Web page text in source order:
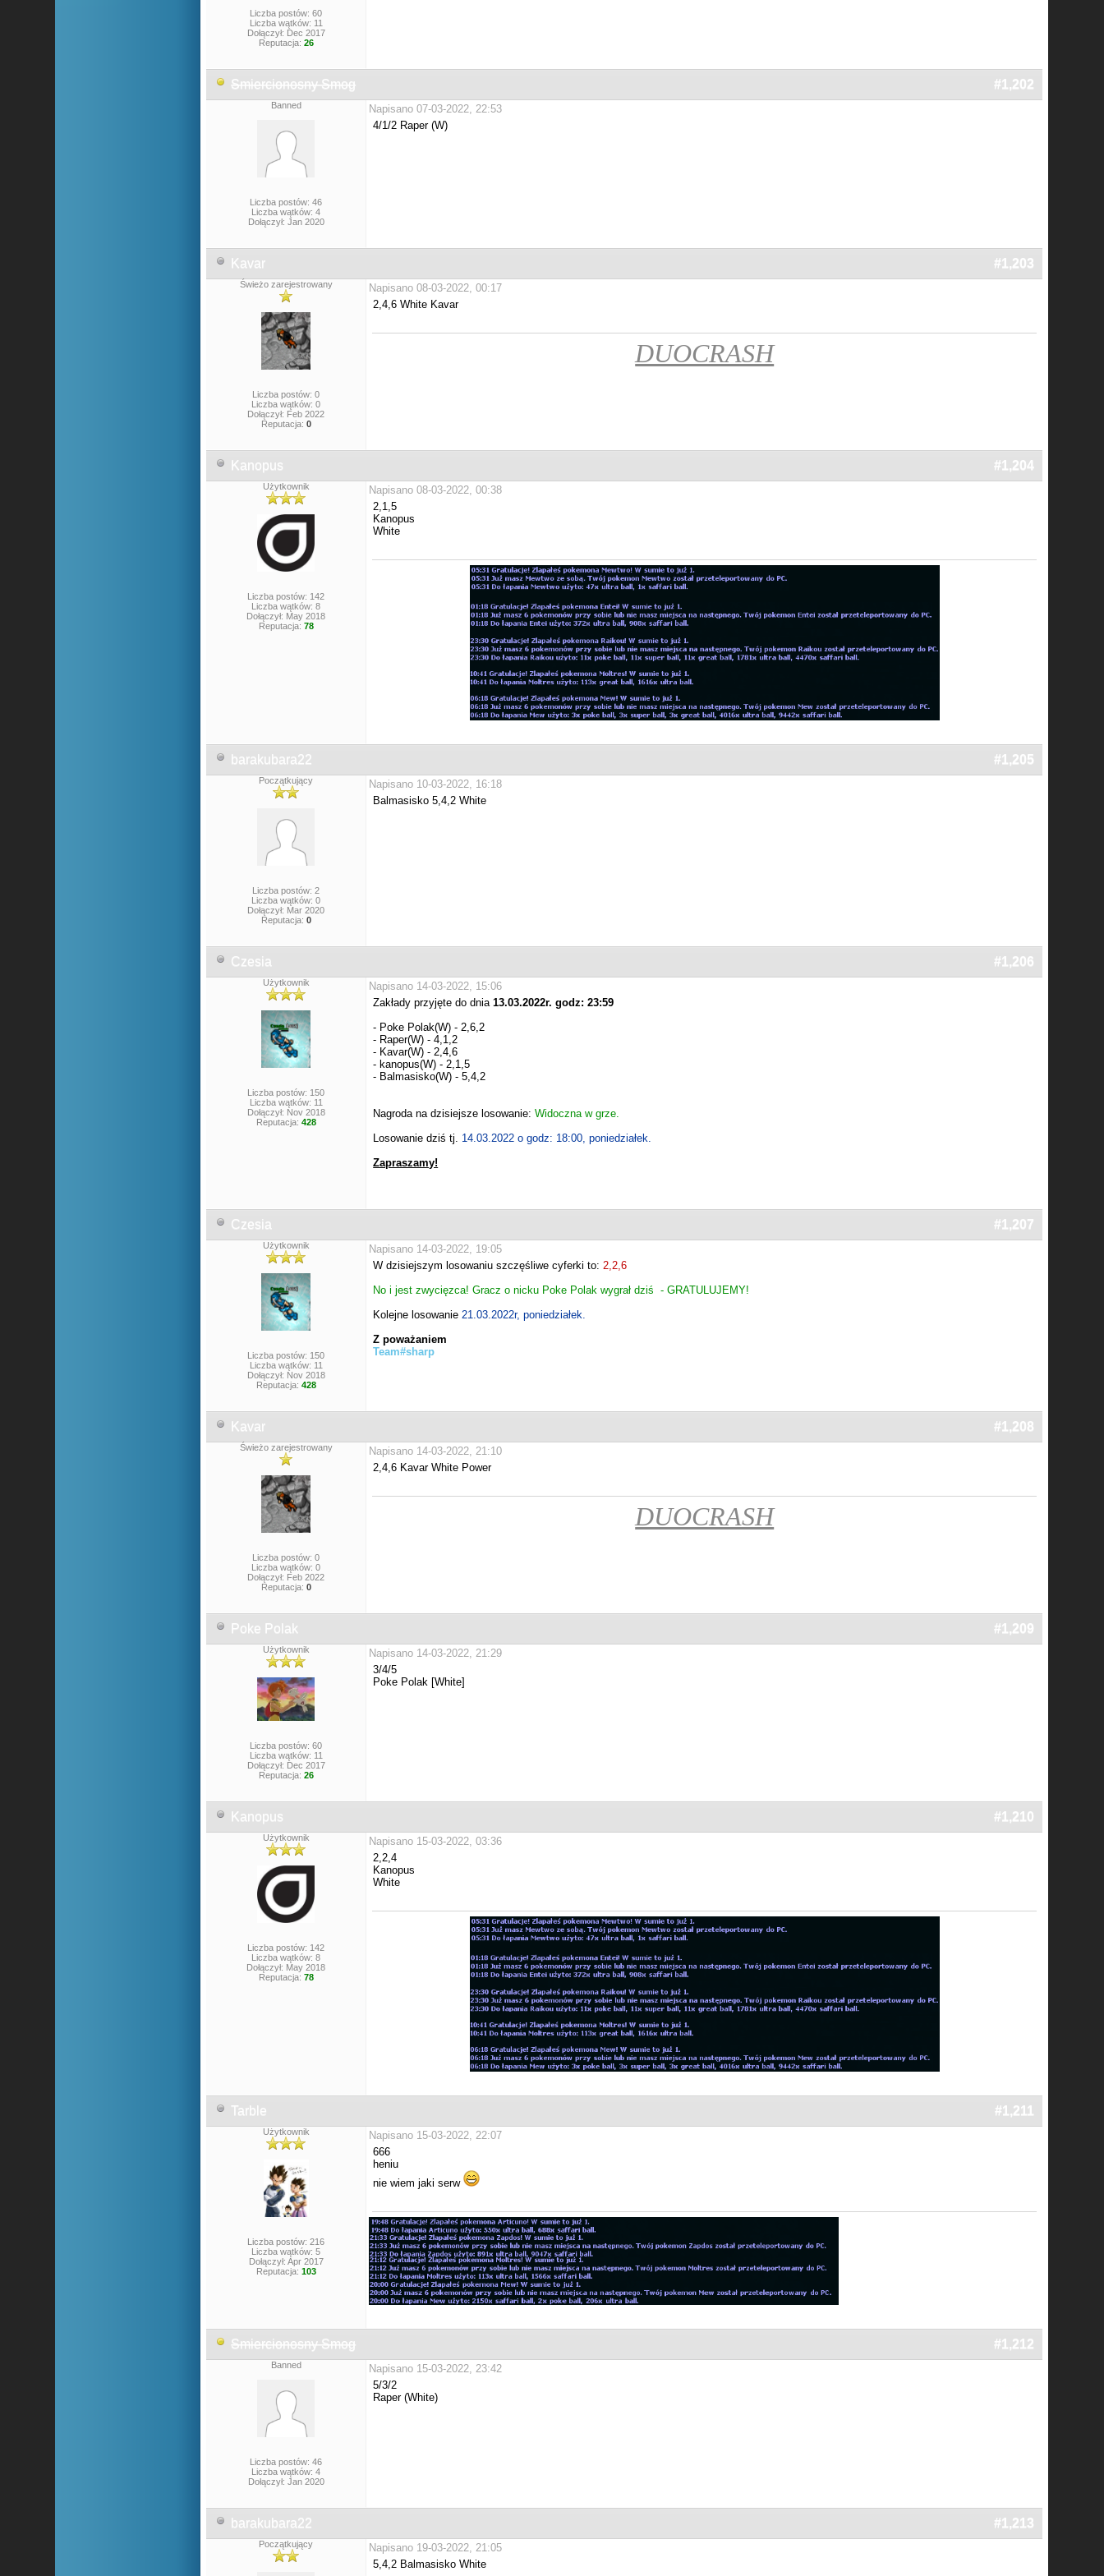
Liczba postów: 60
Liczba wątków: 11
Dołączył: Dec 2017
Reputacja: 26
Smiercionosny Smog #1,202
Banned
Liczba postów: 46
Liczba wątków: 4
Dołączył: Jan 2020
Napisano 07-03-2022, 22:53
4/1/2 Raper (W)
Kavar #1,203
Świeżo zarejestrowany
Liczba postów: 0
Liczba wątków: 0
Dołączył: Feb 2022
Reputacja: 0
Napisano 08-03-2022, 00:17
2,4,6 White Kavar
DUOCRASH
Kanopus #1,204
Użytkownik
Liczba postów: 142
Liczba wątków: 8
Dołączył: May 2018
Reputacja: 78
Napisano 08-03-2022, 00:38
2,1,5
Kanopus
White
barakubara22 #1,205
Początkujący
Liczba postów: 2
Liczba wątków: 0
Dołączył: Mar 2020
Reputacja: 0
Napisano 10-03-2022, 16:18
Balmasisko 5,4,2 White
Czesia #1,206
Użytkownik
Liczba postów: 150
Liczba wątków: 11
Dołączył: Nov 2018
Reputacja: 428
Napisano 14-03-2022, 15:06
Zakłady przyjęte do dnia13.03.2022r. godz: 23:59
- Poke Polak(W) - 2,6,2
- Raper(W) - 4,1,2
- Kavar(W) - 2,4,6
- kanopus(W) - 2,1,5
- Balmasisko(W) - 5,4,2
Nagroda na dzisiejsze losowanie:Widoczna w grze.
Losowanie dziś tj. 14.03.2022 o godz: 18:00, poniedziałek.
Zapraszamy!
Czesia #1,207
Użytkownik
Liczba postów: 150
Liczba wątków: 11
Dołączył: Nov 2018
Reputacja: 428
Napisano 14-03-2022, 19:05
W dzisiejszym losowaniu szczęśliwe cyferki to:2,2,6
No i jest zwycięzca! Gracz o nicku Poke Polak wygrał dziś - GRATULUJEMY!
Kolejne losowanie21.03.2022r, poniedziałek.
Z poważaniem
Team#sharp
Kavar #1,208
Świeżo zarejestrowany
Liczba postów: 0
Liczba wątków: 0
Dołączył: Feb 2022
Reputacja: 0
Napisano 14-03-2022, 21:10
2,4,6 Kavar White Power
DUOCRASH
Poke Polak #1,209
Użytkownik
Liczba postów: 60
Liczba wątków: 11
Dołączył: Dec 2017
Reputacja: 26
Napisano 14-03-2022, 21:29
3/4/5
Poke Polak [White]
Kanopus #1,210
Użytkownik
Liczba postów: 142
Liczba wątków: 8
Dołączył: May 2018
Reputacja: 78
Napisano 15-03-2022, 03:36
2,2,4
Kanopus
White
Tarble #1,211
Użytkownik
Liczba postów: 216
Liczba wątków: 5
Dołączył: Apr 2017
Reputacja: 103
Napisano 15-03-2022, 22:07
666
heniu
nie wiem jaki serw
Smiercionosny Smog #1,212
Banned
Liczba postów: 46
Liczba wątków: 4
Dołączył: Jan 2020
Napisano 15-03-2022, 23:42
5/3/2
Raper (White)
barakubara22 #1,213
Początkujący
Napisano 19-03-2022, 21:05
5,4,2 Balmasisko White